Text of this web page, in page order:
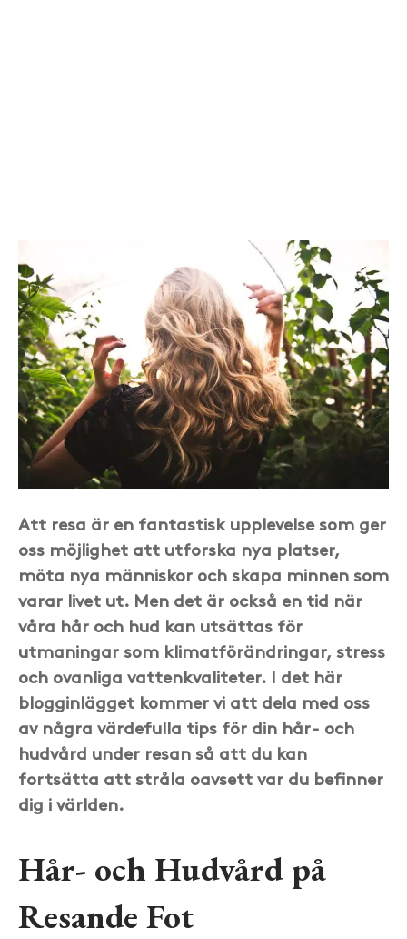
Att resa är en fantastisk upplevelse som ger
oss möjlighet att utforska nya platser,
möta nya människor och skapa minnen som
varar livet ut. Men det är också en tid när
våra hår och hud kan utsättas för
utmaningar som klimatförändringar, stress
och ovanliga vattenkvaliteter. I det här
blogginlägget kommer vi att dela med oss
av några värdefulla tips för din hår- och
hudvård under resan så att du kan
fortsätta att stråla oavsett var du befinner
dig i världen.
Hår- och Hudvård på
Resande Fot